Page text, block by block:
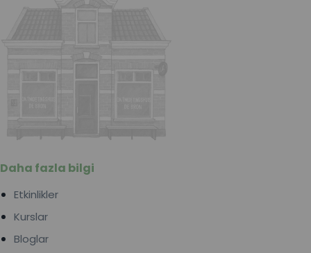
Daha fazla bilgi
Etkinlikler
Kurslar
Bloglar